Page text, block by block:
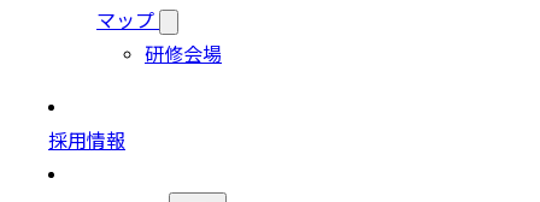
マップ
研修会場
採用情報